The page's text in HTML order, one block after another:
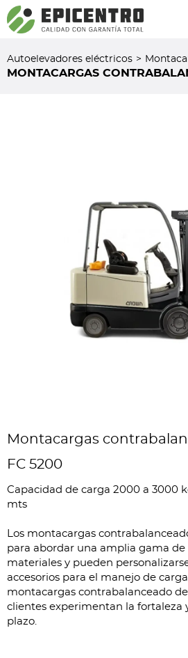
¿Olvidó su contraseña?Regístrese
Autoelevadores eléctricos >
MONTACARGAS
Montacargas
FC 5200
Capacidad de carga 2000 a 3000
mts
Los montacargas
para abordar una amplia gama
materiales y pueden
accesorios para el manejo de
montacargas contrabalanceado
clientes experimentan la fortaleza
plazo.